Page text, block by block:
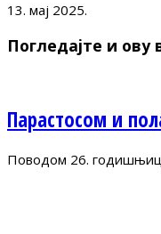
13. мај 2025.
Погледајте и ову
Парастосом и
Поводом 26.